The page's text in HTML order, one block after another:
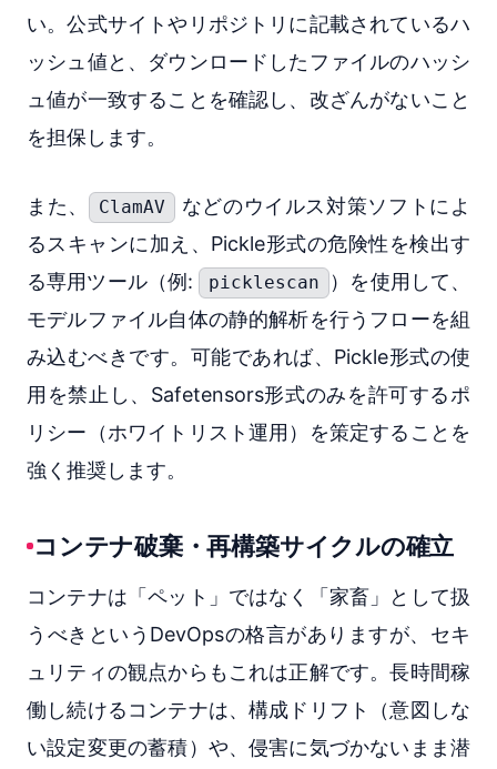
い。公式サイトやリポジトリに記載されているハ
ッシュ値と、ダウンロードしたファイルのハッシ
ュ値が一致することを確認し、改ざんがないこと
を担保します。
また、 ClamAV
などのウイルス対策ソフトによ
るスキャンに加え、Pickle形式の危険性を検出す
る専用ツール（例:
picklescan
）を使用して、
モデルファイル自体の静的解析を行うフローを組
み込むべきです。可能であれば、Pickle形式の使
用を禁止し、Safetensors形式のみを許可するポ
リシー（ホワイトリスト運用）を策定することを
強く推奨します。
コンテナ破棄・再構築サイクルの確立
コンテナは「ペット」ではなく「家畜」として扱
うべきというDevOpsの格言がありますが、セキ
ュリティの観点からもこれは正解です。長時間稼
働し続けるコンテナは、構成ドリフト（意図しな
い設定変更の蓄積）や、侵害に気づかないまま潜